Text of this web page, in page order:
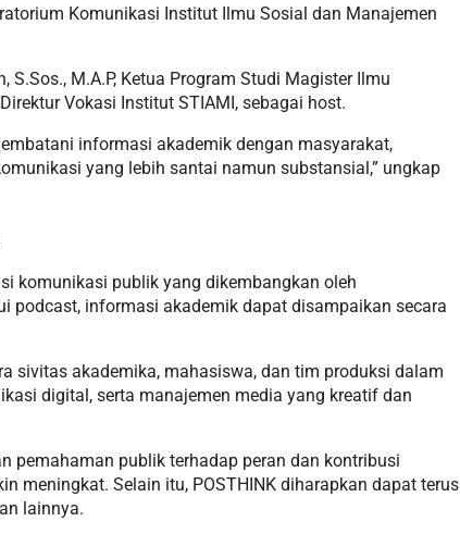
Komunikasi Institut Ilmu Sosial dan Manajemen
M.A.P, Ketua Program Studi Magister Ilmu
Vokasi Institut STIAMI, sebagai host.
informasi akademik dengan masyarakat,
yang lebih santai namun substansial,” ungkap
komunikasi publik yang dikembangkan oleh
podcast, informasi akademik dapat disampaikan secara
sivitas akademika, mahasiswa, dan tim produksi dalam
digital, serta manajemen media yang kreatif dan
pemahaman publik terhadap peran dan kontribusi
meningkat. Selain itu, POSTHINK diharapkan dapat terus
lainnya.